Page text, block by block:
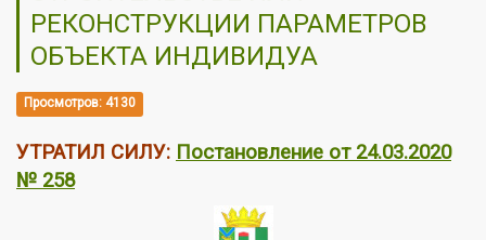
РЕКОНСТРУКЦИИ ПАРАМЕТРОВ
ОБЪЕКТА ИНДИВИДУА
Просмотров: 4130
УТРАТИЛ СИЛУ: Постановление от 24.03.2020
№ 258